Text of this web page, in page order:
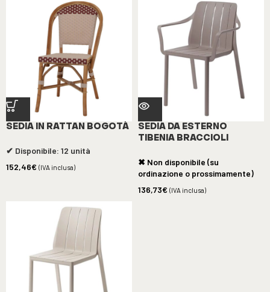
SEDIA IN RATTAN BOGOTÀ
✔ Disponibile: 12 unità
152,46€ (IVA inclusa)
SEDIA DA ESTERNO
TIBENIA BRACCIOLI
✖ Non disponibile (su
ordinazione o prossimamente)
136,73€ (IVA inclusa)